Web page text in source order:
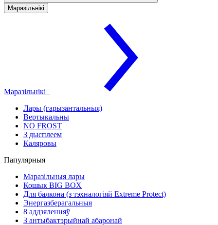
Маразільнікі
Маразільнікі
Лары (гарызантальныя)
Вертыкальны
NO FROST
З дысплеем
Каляровы
Папулярныя
Маразільныя лары
Кошык BIG BOX
Для балкона (з тэхналогіяй Extreme Protect)
Энергазберагальныя
8 аддзяленняў
З антыбактэрыйнай абаронай